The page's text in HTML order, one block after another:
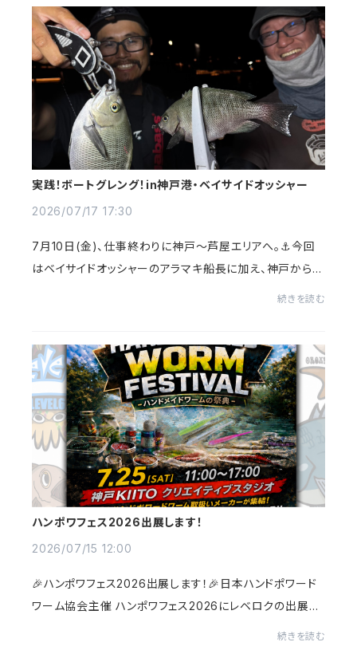
実践！ボートグレング！in神戸港・ベイサイドオッシャー
2026/07/17 17:30
7月10日(金)、仕事終わりに神戸〜芦屋エリアへ。⚓️今回
はベイサイドオッシャーのアラマキ船長に加え、神戸から
続きを読む
ハンポワフェス2026出展します！
2026/07/15 12:00
🎉ハンポワフェス2026出展します！🎉日本ハンドポワード
ワーム協会主催 ハンポワフェス2026にレベロクの出展が
続きを読む